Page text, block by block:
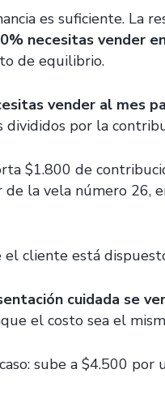
es suficiente. La
necesitas vender
de equilibrio.
vender al mes
divididos por la
$1.800 de
la vela número 26,
cliente está
cuidada se
el costo sea el
sube a $4.500 por